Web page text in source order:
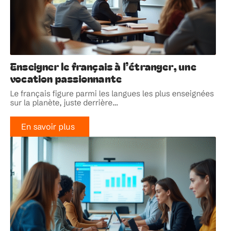
Enseigner le français à l’étranger, une
vocation passionnante
Le français figure parmi les langues les plus enseignées
sur la planète, juste derrière…
En savoir plus